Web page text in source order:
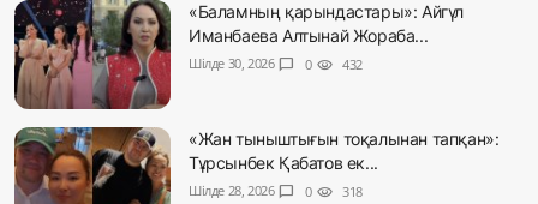
«Баламның қарындастары»: Айгүл
Иманбаева Алтынай Жораба...
Шілде 30, 2026 chat_bubble 0 visibility 432
«Жан тыныштығын тоқалынан тапқан»:
Тұрсынбек Қабатов ек...
Шілде 28, 2026 chat_bubble 0 visibility 318